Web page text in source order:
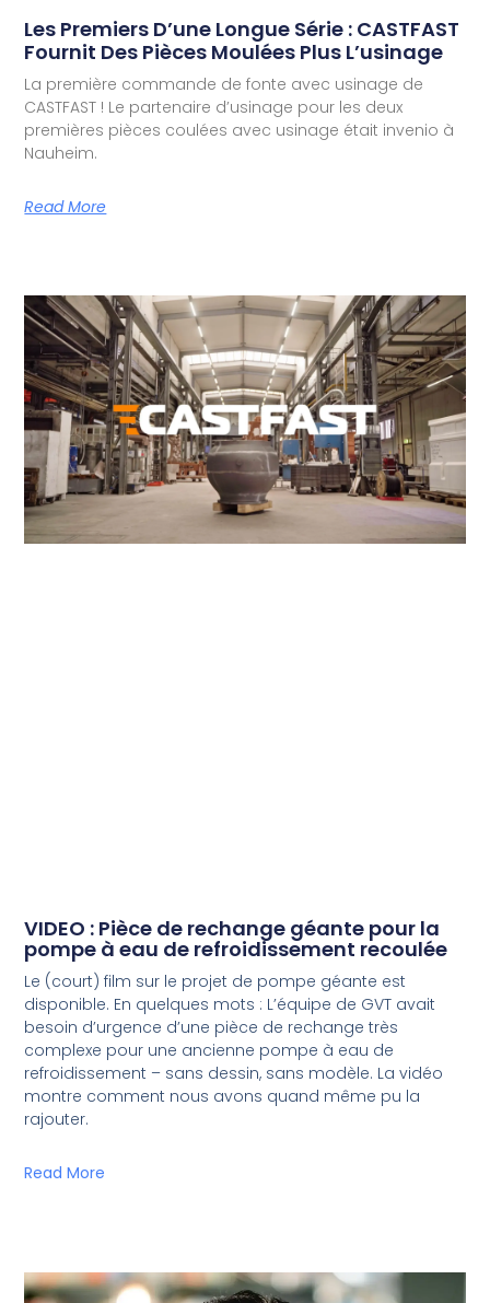
Les Premiers D’une Longue Série : CASTFAST
Fournit Des Pièces Moulées Plus L’usinage
La première commande de fonte avec usinage de
CASTFAST ! Le partenaire d’usinage pour les deux
premières pièces coulées avec usinage était invenio à
Nauheim.
Read More
VIDEO : Pièce de rechange géante pour la
pompe à eau de refroidissement recoulée
Le (court) film sur le projet de pompe géante est
disponible. En quelques mots : L’équipe de GVT avait
besoin d’urgence d’une pièce de rechange très
complexe pour une ancienne pompe à eau de
refroidissement – sans dessin, sans modèle. La vidéo
montre comment nous avons quand même pu la
rajouter.
Read More